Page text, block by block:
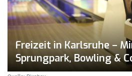
Freizeit in Karlsruhe –
Sprungpark, Bowling &